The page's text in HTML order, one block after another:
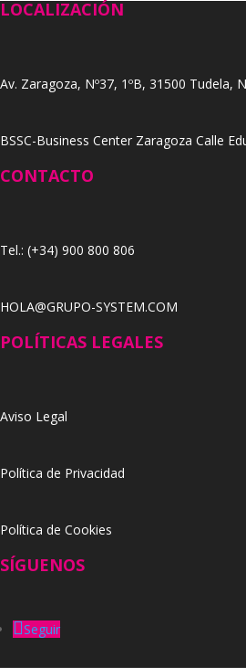
LOCALIZACIÓN
Av. Zaragoza, Nº37, 1ºB, 31500 Tudela,
BSSC-Business Center Zaragoza Calle
CONTACTO
Tel.: (+34) 900 800 806
HOLA@GRUPO-SYSTEM.COM
POLÍTICAS LEGALES
Aviso Legal
Política de Privacidad
Política de Cookies
SÍGUENOS
Seguir